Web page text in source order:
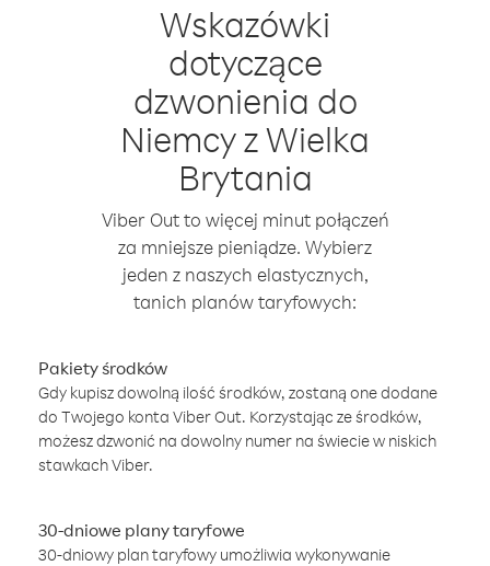
Wskazówki
dotyczące
dzwonienia do
Niemcy z Wielka
Brytania
Viber Out to więcej minut połączeń
za mniejsze pieniądze. Wybierz
jeden z naszych elastycznych,
tanich planów taryfowych:
Pakiety środków
Gdy kupisz dowolną ilość środków, zostaną one dodane
do Twojego konta Viber Out. Korzystając ze środków,
możesz dzwonić na dowolny numer na świecie w niskich
stawkach Viber.
30-dniowe plany taryfowe
30-dniowy plan taryfowy umożliwia wykonywanie